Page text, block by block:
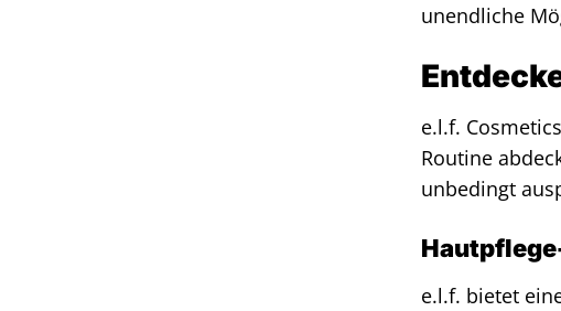
unendliche
e.l.f.
Routine
unbedingt
e.l.f. bietet